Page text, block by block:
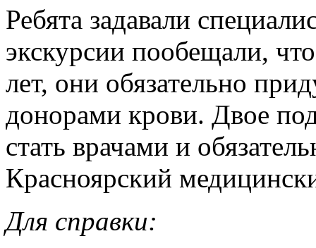
Ребята задавали
экскурсии пообещали,
лет, они обязательно
донорами крови. Двое
стать врачами и
Красноярский
Для справки: